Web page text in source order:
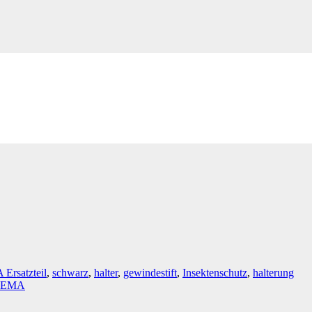
Ersatzteil, schwarz, halter, gewindestift, Insektenschutz, halterung